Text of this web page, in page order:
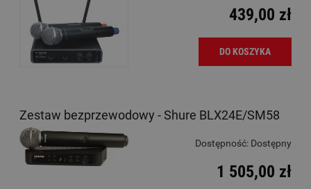
439,00 zł
DO KOSZYKA
Zestaw bezprzewodowy - Shure BLX24E/SM58
Dostępność: Dostępny
1 505,00 zł